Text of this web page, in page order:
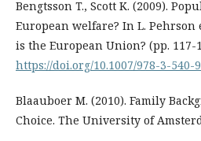
Bengtsson T., Scott K. (2009).
European welfare? In L. Pehrson
is the European Union? (pp. 117-
https://doi.org/10.1007/978-3-540-
Blaauboer M. (2010). Family
Choice. The University of